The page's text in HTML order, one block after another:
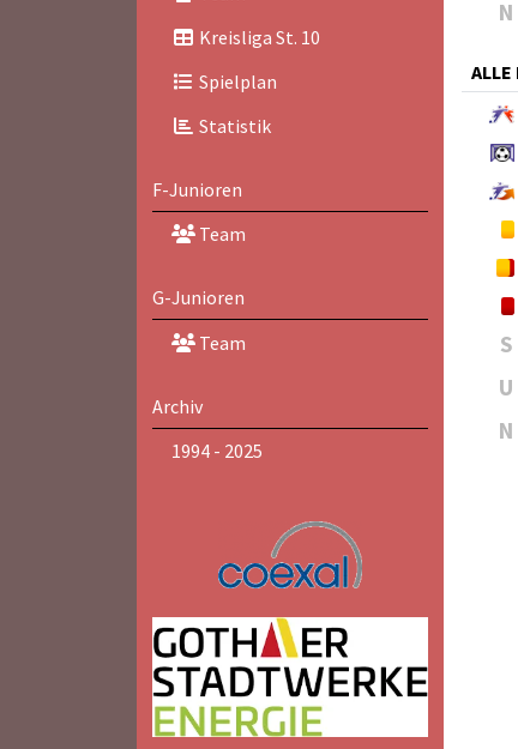
Kreisliga St. 10
Spielplan
Statistik
F-Junioren
Team
G-Junioren
Team
Archiv
1994 - 2025
N
ALLE
S
U
N